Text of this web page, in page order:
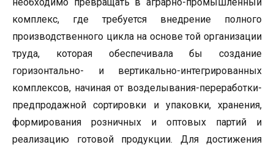
необходимо превращать в аграрно-промышленный
комплекс, где требуется внедрение полного
производственного цикла на основе той организации
труда, которая обеспечивала бы создание
горизонтально- и вертикально-интегрированных
комплексов, начиная от возделывания-переработки-
предпродажной сортировки и упаковки, хранения,
формирования розничных и оптовых партий и
реализацию готовой продукции. Для достижения